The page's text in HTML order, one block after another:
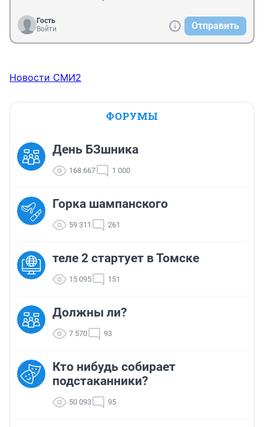
Гость
Войти
Отправить
Новости СМИ2
ФОРУМЫ
День БЗшника
168 667 1 000
Горка шампанского
59 311 261
теле 2 стартует в Томске
15 095 151
Должны ли?
7 570 93
Кто нибудь собирает
подстаканники?
50 093 95